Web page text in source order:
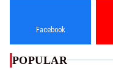
Facebook
POPULAR